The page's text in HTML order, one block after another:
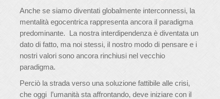
Anche se siamo diventati globalmente interconnessi, la
mentalità egocentrica rappresenta ancora il paradigma
predominante. La nostra interdipendenza è diventata un
dato di fatto, ma noi stessi, il nostro modo di pensare e i
nostri valori sono ancora rinchiusi nel vecchio
paradigma.
Perciò la strada verso una soluzione fattibile alle crisi,
che oggi l’umanità sta affrontando, deve iniziare con il